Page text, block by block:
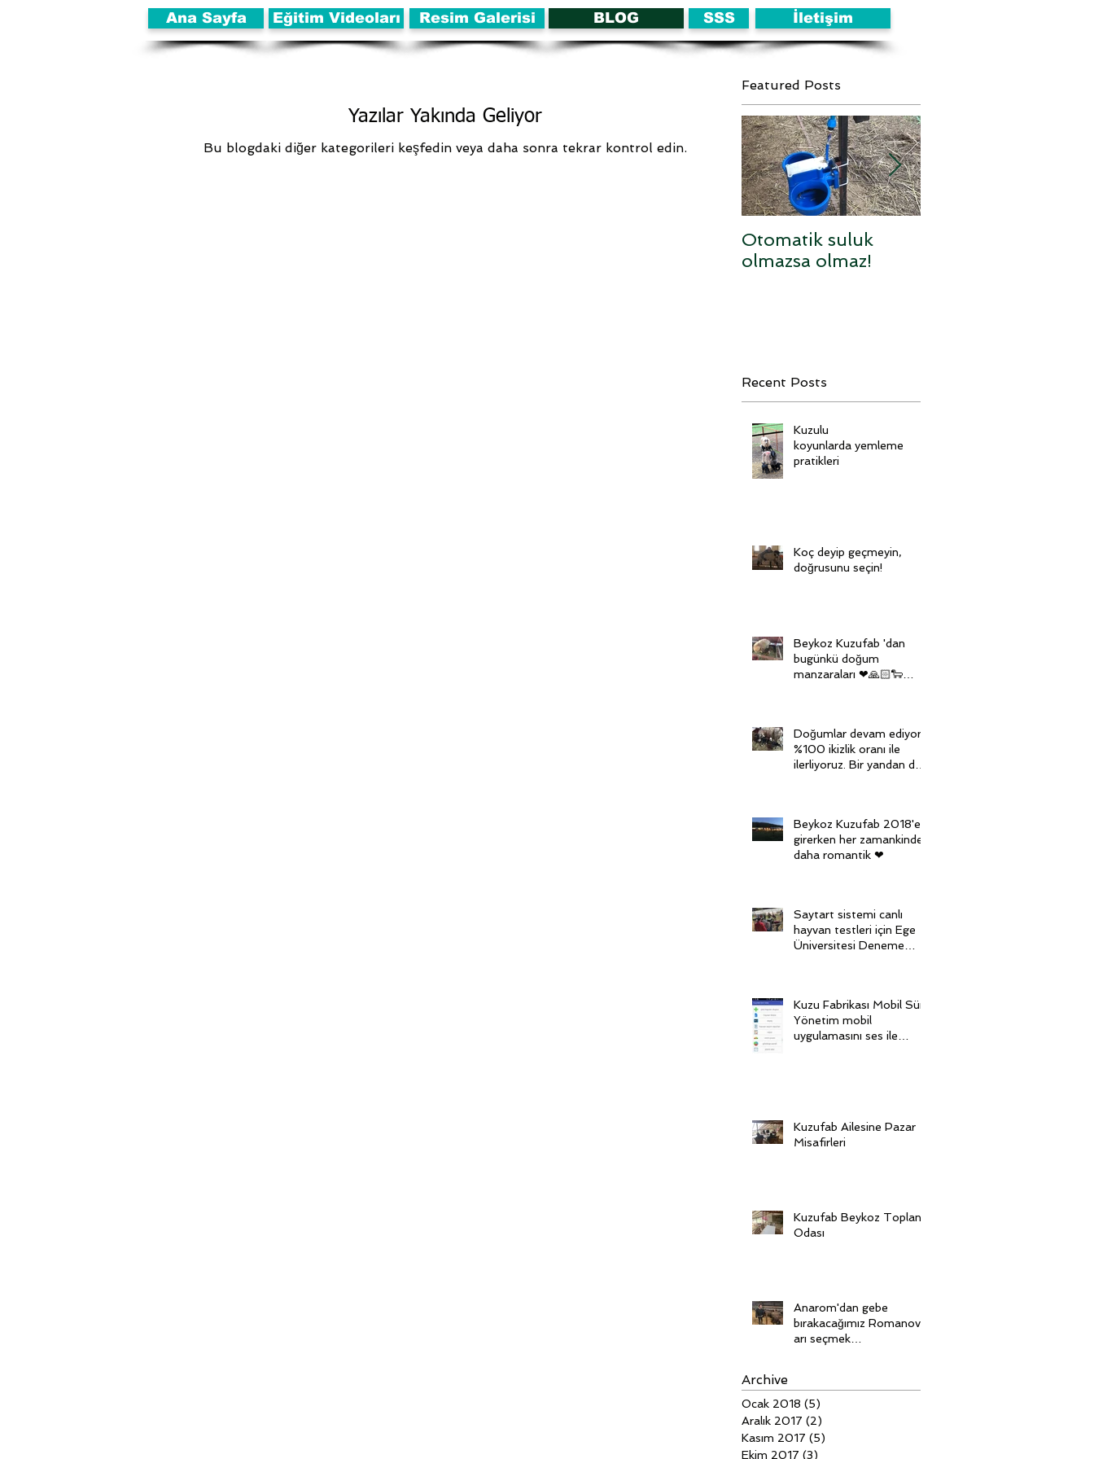
Ana Sayfa Eğitim Videoları Resim Galerisi BLOG SSS İletişim
Yazılar Yakında Geliyor
Bu blogdaki diğer kategorileri keşfedin veya daha sonra tekrar kontrol edin.
Featured Posts
Otomatik suluk
olmazsa olmaz!
Recent Posts
Kuzulu
koyunlarda yemleme
pratikleri
Koç deyip geçmeyin,
doğrusunu seçin!
Beykoz Kuzufab 'dan
bugünkü doğum
manzaraları ❤🙏🏻🐑🙏🏻
Doğumlar devam ediyor,
%100 ikizlik oranı ile
ilerliyoruz. Bir yandan da
Beykoz Kuzufab 2018'e
girerken her zamankinden
daha romantik ❤
Saytart sistemi canlı
hayvan testleri için Ege
Üniversitesi Deneme
Kuzu Fabrikası Mobil Sürü
Yönetim mobil
uygulamasını ses ile
Kuzufab Ailesine Pazar
Misafirleri
Kuzufab Beykoz Toplantı
Odası
Anarom'dan gebe
bırakacağımız Romanov'l
arı seçmek
Archive
Ocak 2018 (5)
Aralık 2017 (2)
Kasım 2017 (5)
Ekim 2017 (3)